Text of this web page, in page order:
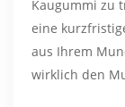
Kaugummi zu
eine
aus Ihrem
wirklich den